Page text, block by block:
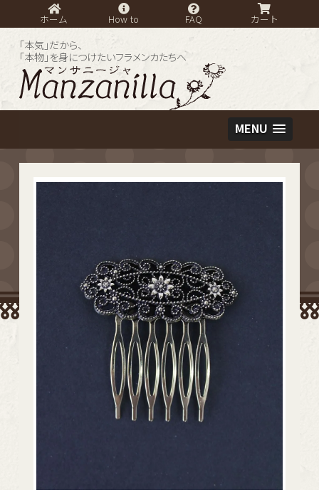
ホーム How to FAQ カート
「本気」だから、
「本物」を身につけたいフラメンカたちへ
MENU